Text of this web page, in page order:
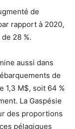
de
rapport à 2020,
28 %.
aussi dans
de
1,3 M$, soit 64 %
La Gaspésie
des proportions
pélagiques